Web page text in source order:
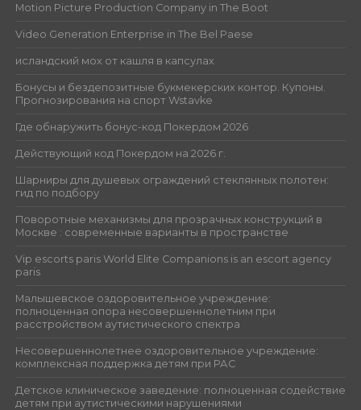
Motion Picture Production Company in The Boot
Video Generation Enterprise in The Bel Paese
исландский мох от кашля в капсулах
Бонусы и бездепозитные букмекерских контор. Купоны.
Прогнозирования на спорт Wstavke
Где обнаружить бонус-код Покердом 2026
Действующий код Покердом на 2026 г.
Шарниры для душевых ограждений стеклянных полотен:
гид по подбору
Поворотные механизмы для прозрачных конструкций в
Москве : современные варианты в пространстве
Vip escorts paris World Elite Companions is an escort agency
paris
Малышевское оздоровительное учреждение:
полноценная опора несовершеннолетним при
расстройством аутистического спектра
Несовершеннолетнее оздоровительное учреждение:
комплексная поддержка детям при РАС
Детское клиническое заведение: полноценная содействие
детям при аутистическими нарушениями